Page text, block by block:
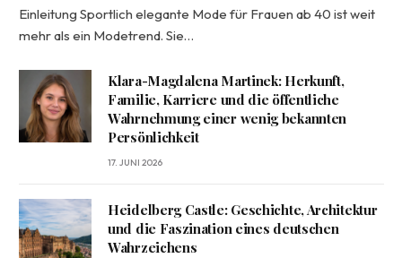
Einleitung Sportlich elegante Mode für Frauen ab 40 ist weit
mehr als ein Modetrend. Sie…
Klara-Magdalena Martinek: Herkunft,
Familie, Karriere und die öffentliche
Wahrnehmung einer wenig bekannten
Persönlichkeit
17. JUNI 2026
Heidelberg Castle: Geschichte, Architektur
und die Faszination eines deutschen
Wahrzeichens